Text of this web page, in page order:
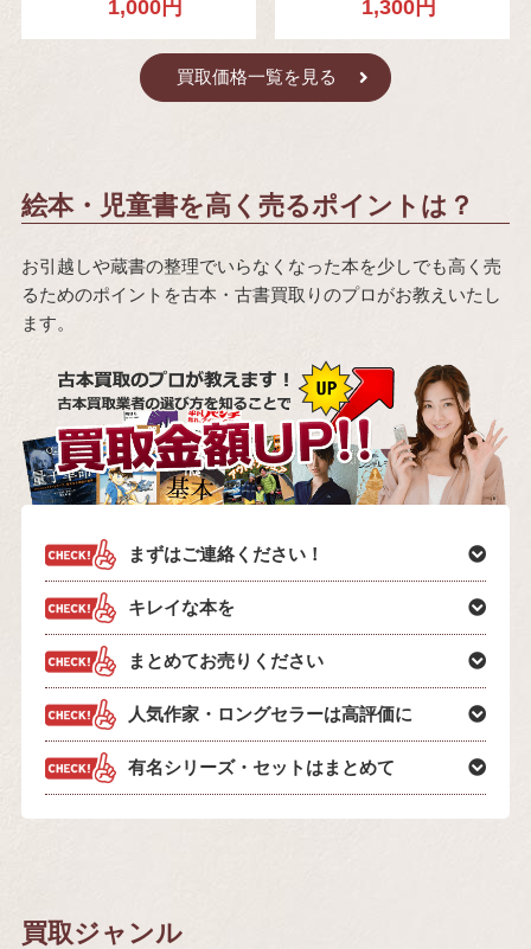
1,000円 1,300円
買取価格一覧を見る
絵本・児童書を高く売るポイントは？
お引越しや蔵書の整理でいらなくなった本を少しでも高く売
るためのポイントを古本・古書買取りのプロがお教えいたし
ます。
まずはご連絡ください！
キレイな本を
まとめてお売りください
人気作家・ロングセラーは高評価に
有名シリーズ・セットはまとめて
買取ジャンル